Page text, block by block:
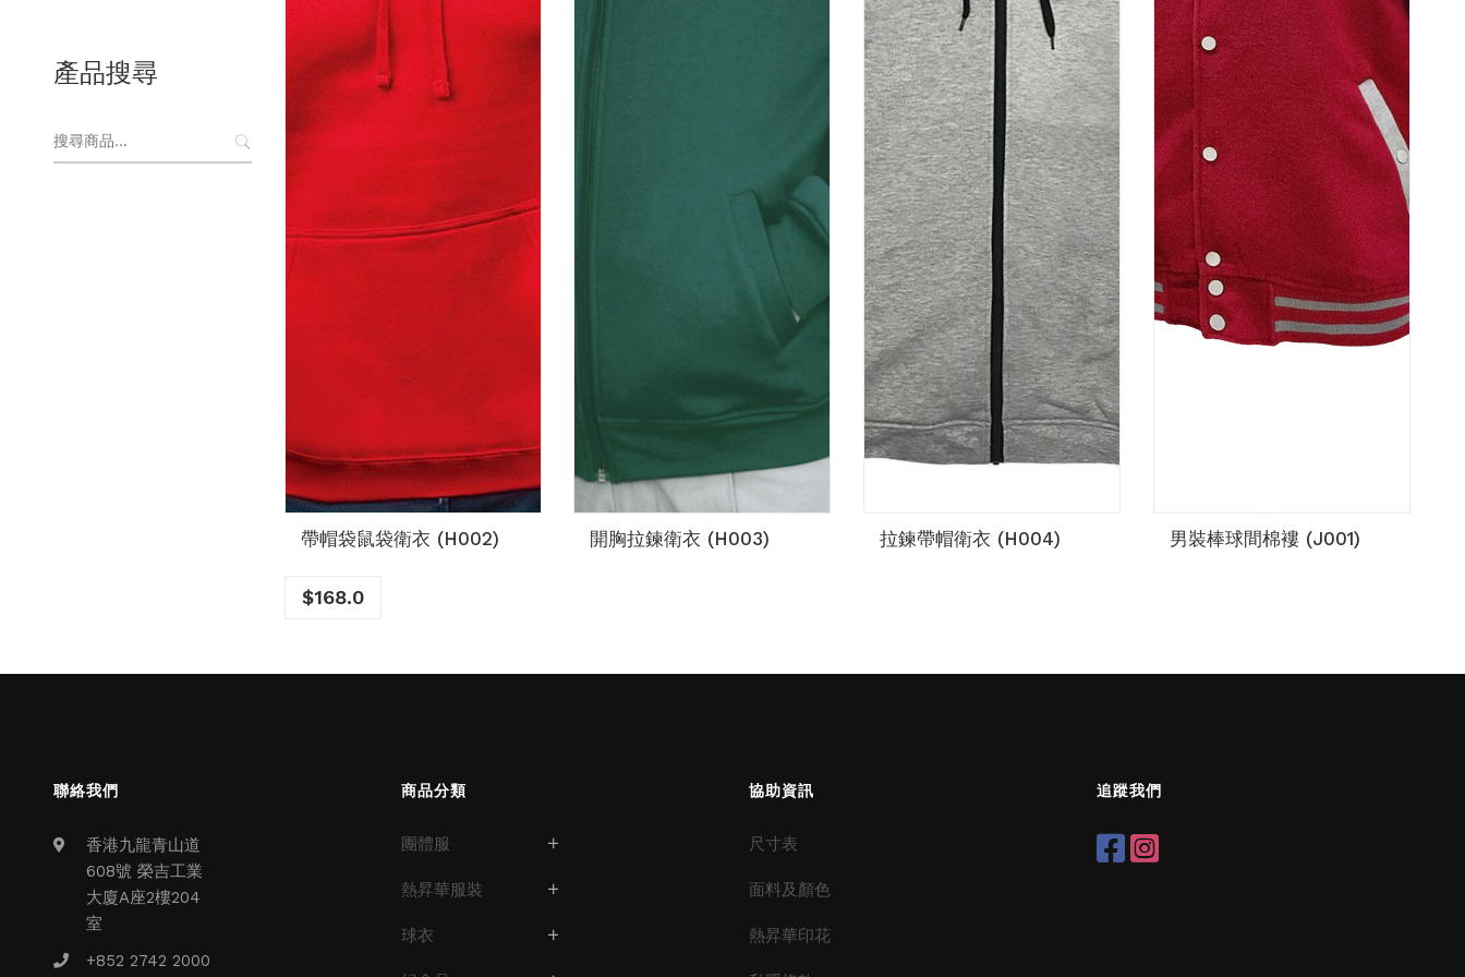
帶帽袋鼠袋衛衣 (H002)
$168.0
開胸拉鍊衛衣 (H003) 拉鍊帶帽衛衣 (H004) 男裝棒球間棉褸 (J001)
產品搜尋
搜
尋
聯絡我們
香港九龍青山道
608號 榮吉工業
大廈A座2樓204
室
+852 2742 2000
商品分類
團體服
熱昇華服裝
球衣
協助資訊
尺寸表
面料及顏色
熱昇華印花
追蹤我們